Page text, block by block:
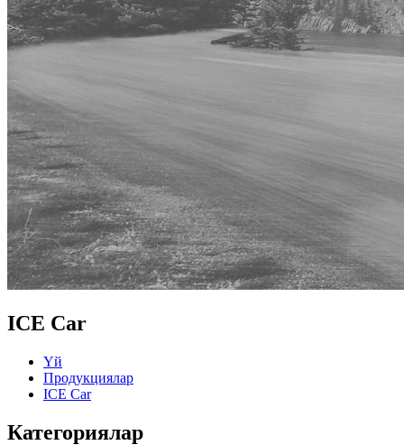
ICE Car
Үй
Продукциялар
ICE Car
Категориялар